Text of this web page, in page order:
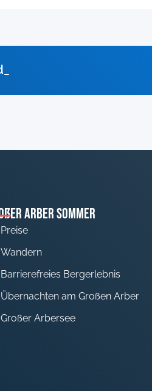
Gondelbahn
für diese Saison
Arber Sommer
Preise
Wandern
Barrierefreies Bergerlebnis
Übernachten am Großen Arber
Großer Arbersee